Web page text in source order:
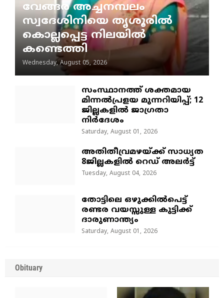
വേങ്ങര അച്ചനമ്പലം
സ്വദേശിനിയെ തൃശൂരിൽ
കൊല്ലപ്പെട്ട നിലയിൽ
കണ്ടെത്തി
Wednesday, August 05, 2026
സംസ്ഥാനത്ത് ശക്തമായ
മിന്നൽപ്രളയ മുന്നറിയിപ്പ്; 12
ജില്ലകളിൽ ജാഗ്രതാ
നിർദേശം
Saturday, August 01, 2026
അതിതീവ്രമഴയ്ക്ക് സാധ്യത
8ജില്ലകളിൽ റെഡ് അലർട്ട്
Tuesday, August 04, 2026
തോട്ടിലെ ഒഴുക്കിൽപെട്ട്
രണ്ടര വയസ്സുള്ള കുട്ടിക്ക്
ദാരുണാന്ത്യം
Saturday, August 01, 2026
Obituary